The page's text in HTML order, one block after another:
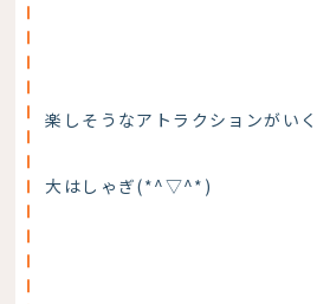
楽しそうなアトラクションがい
大はしゃぎ(*^▽^*)